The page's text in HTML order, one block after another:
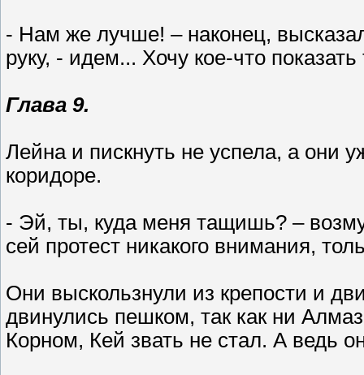
- Нам же лучше! – наконец,
руку, - идем... Хочу кое-что показать
Глава 9.
Лейна и пискнуть не успела, а они
коридоре.
- Эй, ты, куда меня тащишь? –
сей протест никакого внимания,
Они выскользнули из крепости и
двинулись пешком, так как ни
Корном, Кей звать не стал. А ведь